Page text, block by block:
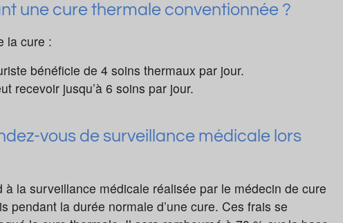
une cure thermale conventionnée ?
la cure :
bénéficie de 4 soins thermaux par jour.
recevoir jusqu’à 6 soins par jour.
vous de surveillance médicale lors
la surveillance médicale réalisée par le médecin de cure
pendant la durée normale d’une cure. Ces frais se